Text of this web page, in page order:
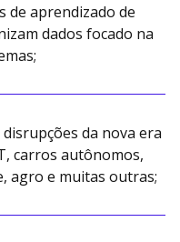
de aprendizado de
dados focado na
da nova era
carros autônomos,
agro e muitas outras;